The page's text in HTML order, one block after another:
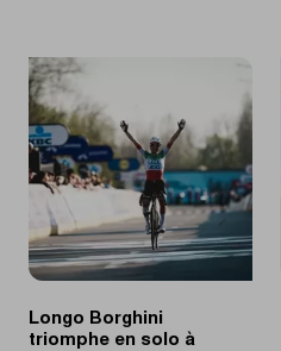
Longo Borghini
triomphe en solo à